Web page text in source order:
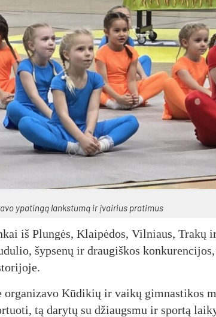
ypa­tin­gą lanks­tu­mą ir įvai­rius pra­ti­mus
iš Plun­gės, Klai­pė­dos, Vil­niaus,
šyp­se­nų ir drau­giš­kos
or­ga­ni­za­vo Kū­di­kių ir vai­kų gim­nas­ti­kos
tą da­ry­tų su džiaugs­mu ir spor­tą